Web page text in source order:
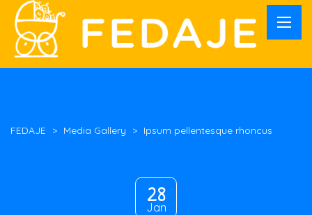
FEDAJE > Media Gallery > Ipsum pellentesque rhoncus
28
Jan